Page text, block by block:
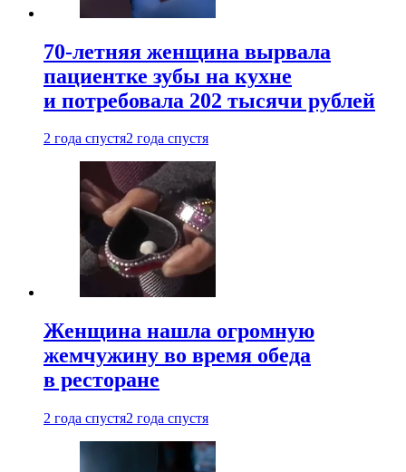
70-летняя женщина вырвала
пациентке зубы на кухне
и потребовала 202 тысячи рублей
2 года спустя2 года спустя
Женщина нашла огромную
жемчужину во время обеда
в ресторане
2 года спустя2 года спустя